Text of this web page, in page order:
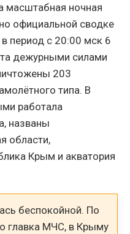
масштабная ночная
официальной сводке
период с 20:00 мск 6
дежурными силами
203
типа. В
работала
названы
области,
Крым и акватория
беспокойной. По
главка МЧС, в Крыму